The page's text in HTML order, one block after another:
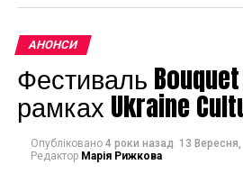
АНОНСИ
Фестиваль
рамках Ukraine
Опубліковано 4 роки назад 13
Редактор Марія Рижкова